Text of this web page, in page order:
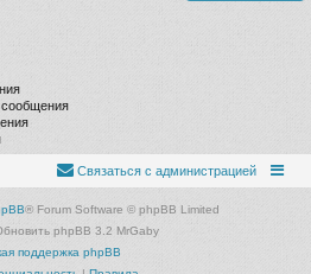
сообщения
Связаться с администрацией
® Forum Software © phpBB Limited
phpBB 3.2 MrGaby
поддержка phpBB